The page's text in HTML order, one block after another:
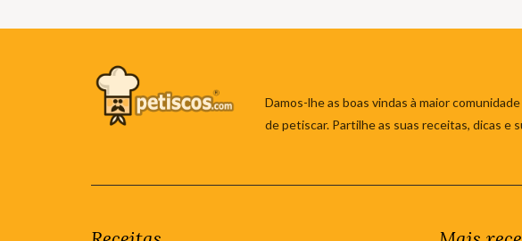
Damos-lhe as boas vindas à maior
de petiscar. Partilhe as suas receitas, dicas e